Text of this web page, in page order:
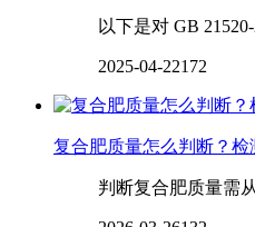
以下是对 GB 21520-
2025-04-22172
复合肥质量怎么判断？检
判断复合肥质量需